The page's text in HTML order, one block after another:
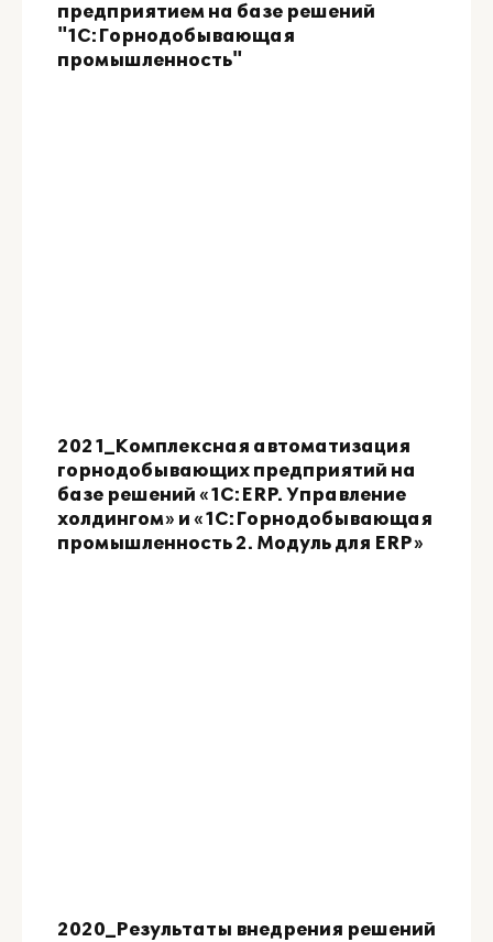
предприятием на базе решений
"1С:Горнодобывающая
промышленность"
2021_Комплексная автоматизация
горнодобывающих предприятий на
базе решений «1С:ERP. Управление
холдингом» и «1С:Горнодобывающая
промышленность 2. Модуль для ERP»
2020_Результаты внедрения решений